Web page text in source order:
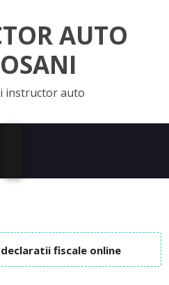
AUTO
instructor auto
fiscale online